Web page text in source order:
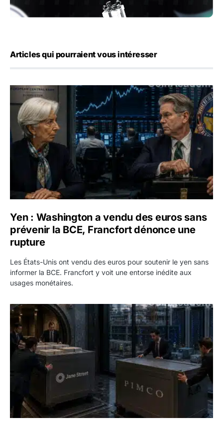
Articles qui pourraient vous intéresser
Yen : Washington a vendu des euros sans prévenir la
Yen : Washington a vendu des euros sans
prévenir la BCE, Francfort dénonce une
rupture
Les États-Unis ont vendu des euros pour soutenir le yen sans
informer la BCE. Francfort y voit une entorse inédite aux
usages monétaires.
Jane Street négocie le transfert de 11 milliards de